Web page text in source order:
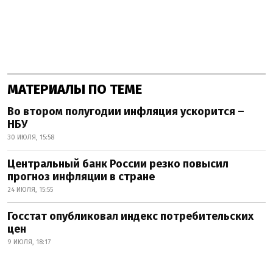
МАТЕРИАЛЫ ПО ТЕМЕ
Во втором полугодии инфляция ускорится –
НБУ
30 ИЮЛЯ, 15:58
Центральный банк России резко повысил
прогноз инфляции в стране
24 ИЮЛЯ, 15:55
Госстат опубликовал индекс потребительских
цен
9 ИЮЛЯ, 18:17